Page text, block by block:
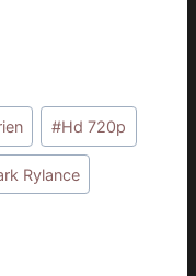
#Hd 720p
Rylance